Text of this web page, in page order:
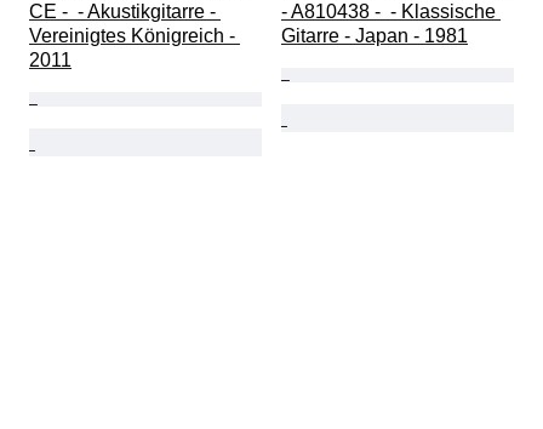
CE -  - Akustikgitarre -
Vereinigtes Königreich -
2011
- A810438 -  - Klassische
Gitarre - Japan - 1981